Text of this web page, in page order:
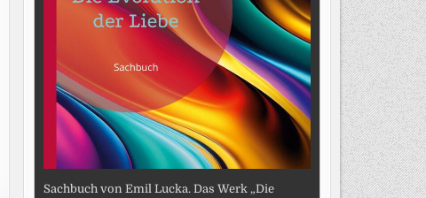
Sachbuch von Emil Lucka. Das Werk „Die